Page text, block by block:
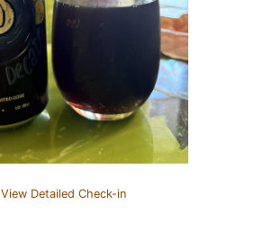
View Detailed Check-in